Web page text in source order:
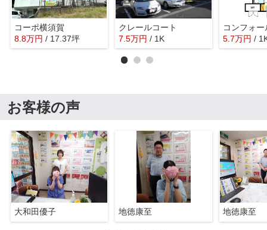
コーポ横須賀
8.8万円 / 17.37坪
クレールコート
7.5万円 / 1K
コンフォー
5.7万円 /
お客様の声
大和田優子 地徳康至 地徳康至